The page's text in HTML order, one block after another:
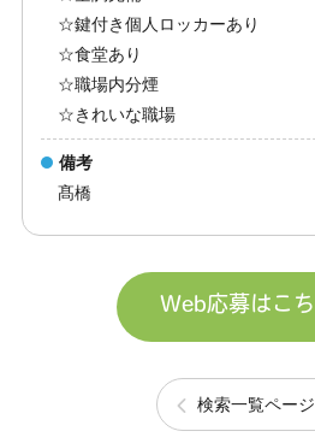
☆鍵付き個人ロッカーあり
☆食堂あり
☆職場内分煙
☆きれいな職場
備考
髙橋
Web応募はこ
検索一覧ペー